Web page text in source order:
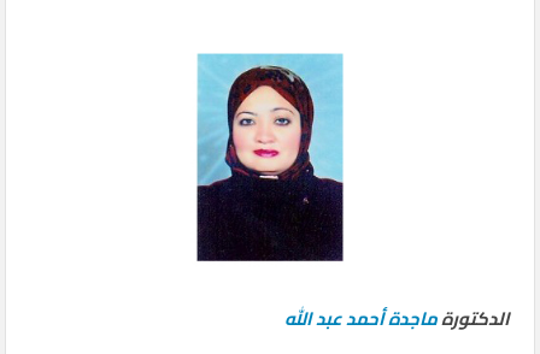
الدكتورةماجدة أحمد عبد الله